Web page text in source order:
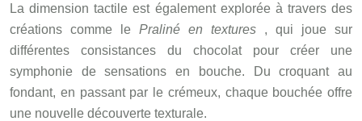
La dimension tactile est également explorée à travers des
créations comme le Praliné en textures , qui joue sur
différentes consistances du chocolat pour créer une
symphonie de sensations en bouche. Du croquant au
fondant, en passant par le crémeux, chaque bouchée offre
une nouvelle découverte texturale.